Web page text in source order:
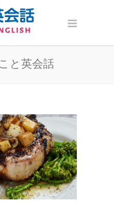
と英会話